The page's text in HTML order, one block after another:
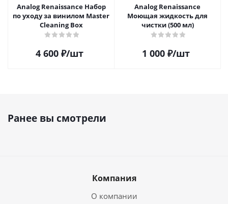
Analog Renaissance Набор
по уходу за винилом Master
Cleaning Box
4 600₽/шт
Analog Renaissance
Моющая жидкость для
чистки (500 мл)
1 000₽/шт
Ранее вы смотрели
Компания
О компании